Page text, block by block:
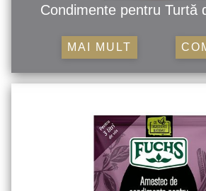
Condimente pentru Turtă
MAI MULT